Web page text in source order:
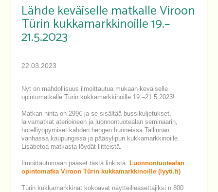
Lähde keväiselle matkalle Viroon
Türin kukkamarkkinoille 19.–
21.5.2023
22.03.2023
Nyt on mahdollisuus ilmoittautua mukaan keväiselle
opintomatkalle Türin kukkamarkkinoille 19.–21.5.2023!
Matkan hinta on 299€ ja se sisältää bussikuljetukset,
laivamatkat aterioineen ja luonnontuotealan seminaarin,
hotelliyöpymiset kahden hengen huoneissa Tallinnan
vanhassa kaupungissa ja pääsylipun kukkamarkkinoille.
Lisätietoa matkasta löydät liitteistä.
Ilmoittautumaan pääset tästä linkistä: Luonnontuotealan
opintomatka Viroon Türin kukkamarkkinoille (lyyti.fi)
Türin kukkamarkkinat kokoavat näytteilleasettajiksi n.800